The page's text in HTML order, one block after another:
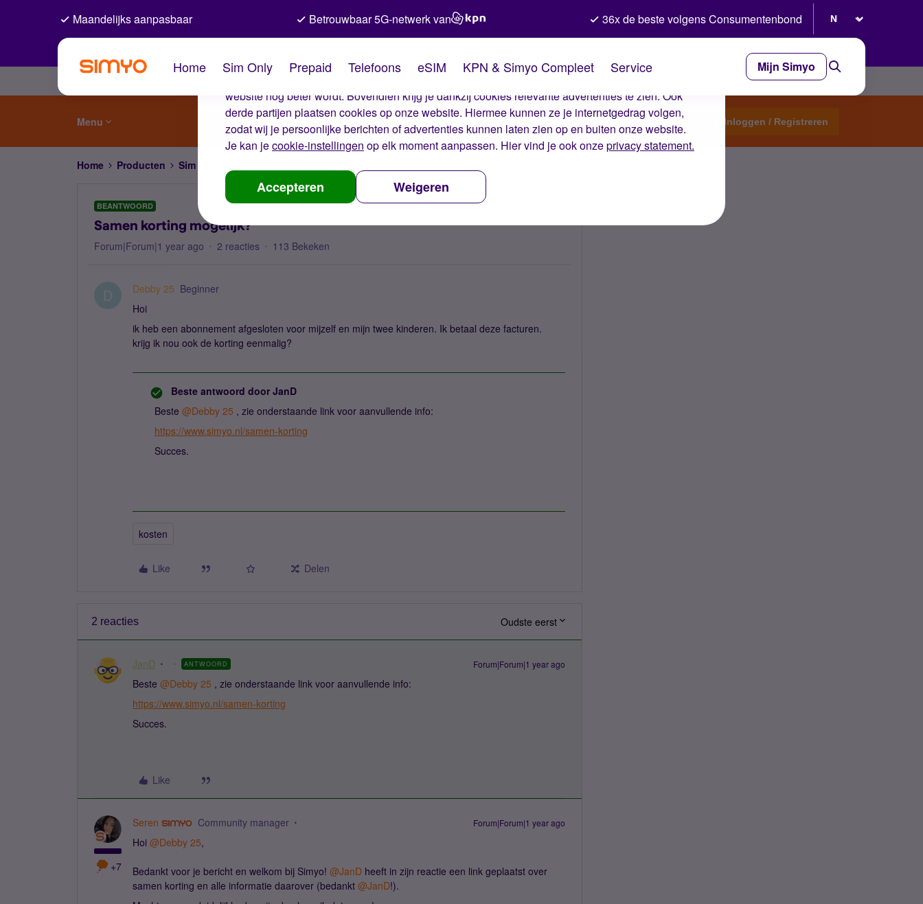
De cookies van Simyo
Wij gebruiken cookies op onze website. Met deze cookies zorgen wij ervoor dat je ervaring op de
website nog beter wordt. Bovendien krijg je dankzij cookies relevante advertenties te zien. Ook
derde partijen plaatsen cookies op onze website. Hiermee kunnen ze je internetgedrag volgen,
zodat wij je persoonlijke berichten of advertenties kunnen laten zien op en buiten onze website.
Je kan jecookie-instellingen op elk moment aanpassen. Hier vind je ook onzeprivacy statement.
Accepteren Weigeren
Maandelijks aanpasbaar Betrouwbaar 5G-netwerk van 36x de beste volgens Consumentenbond
Home Sim Only Prepaid Telefoons eSIM KPN & Simyo Compleet Service Mijn Simyo
Menu Start een topic Inloggen / Registreren
Home Producten Sim Only
BEANTWOORD
Samen korting mogelijk?
Forum|Forum|1 year ago 2 reacties 113 Bekeken
D Debby 25 Beginner
Hoi
ik heb een abonnement afgesloten voor mijzelf en mijn twee kinderen. Ik betaal deze facturen.
krijg ik nou ook de korting eenmalig?
Beste antwoord door JanD
Beste ​ @Debby 25 , zie onderstaande link voor aanvullende info:
https://www.simyo.nl/samen-korting
Succes.
kosten
Like Delen
2 reacties Oudste eerst
JanD ANTWOORD Forum|Forum|1 year ago
Beste ​ @Debby 25 , zie onderstaande link voor aanvullende info:
https://www.simyo.nl/samen-korting
Succes.
Like
+7
Seren Community manager Forum|Forum|1 year ago
Hoi ​ @Debby 25,
Bedankt voor je bericht en welkom bij Simyo! ​ @JanD heeft in zijn reactie een link geplaatst over
samen korting en alle informatie daarover (bedankt ​ @JanD!).